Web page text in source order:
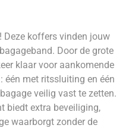
Deze koffers vinden jouw
Door de grote
klaar voor aankomende
één met ritssluiting en één
veilig vast te zetten.
biedt extra beveiliging,
waarborgt zonder de